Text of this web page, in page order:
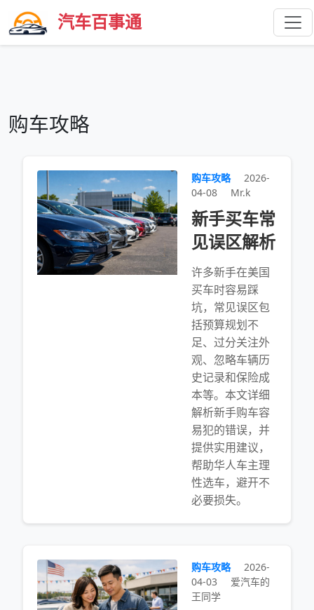
汽车百事通
购车攻略
购车攻略
2026-
04-08
Mr.k
新手买车常
见误区解析
许多新手在美国
买车时容易踩
坑，常见误区包
括预算规划不
足、过分关注外
观、忽略车辆历
史记录和保险成
本等。本文详细
解析新手购车容
易犯的错误，并
提供实用建议，
帮助华人车主理
性选车，避开不
必要损失。
购车攻略
2026-
04-03
爱汽车的
王同学